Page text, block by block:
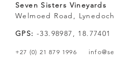
Seven Sisters Vineyards
Welmoed Road,
GPS: -33.98987, 18.77401
+27 (0) 21 879 1996